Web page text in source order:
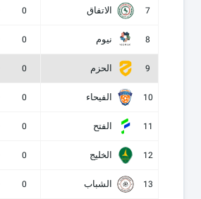
7 الاتفاق 0
8 نيوم 0
9 الحزم 0
10 الفيحاء 0
11 الفتح 0
12 الخليج 0
13 الشباب 0